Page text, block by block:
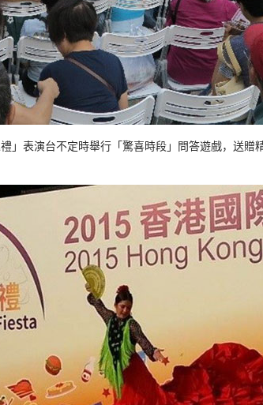
」表演台不定時舉行「驚喜時段」問答遊戲，送贈